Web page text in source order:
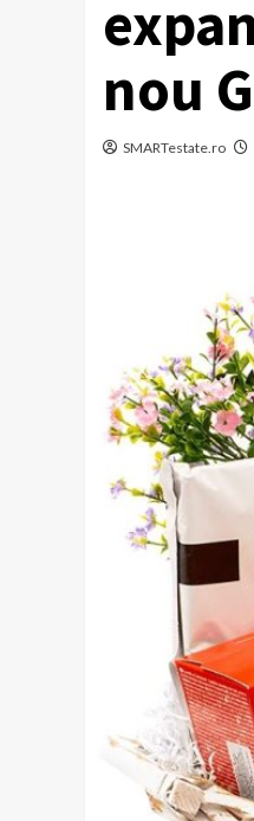
nou
SMARTestate.ro